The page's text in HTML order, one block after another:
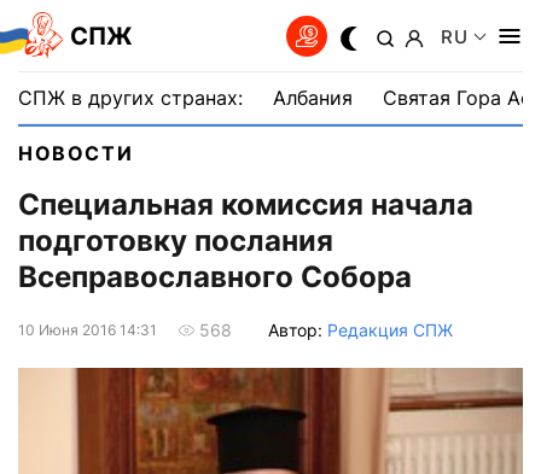
СПЖ RU
СПЖ в других странах: Албания Святая Гора
НОВОСТИ
Специальная комиссия начала
подготовку послания
Всеправославного Cобора
10 Июня 2016 14:31 568 Автор: Редакция СПЖ